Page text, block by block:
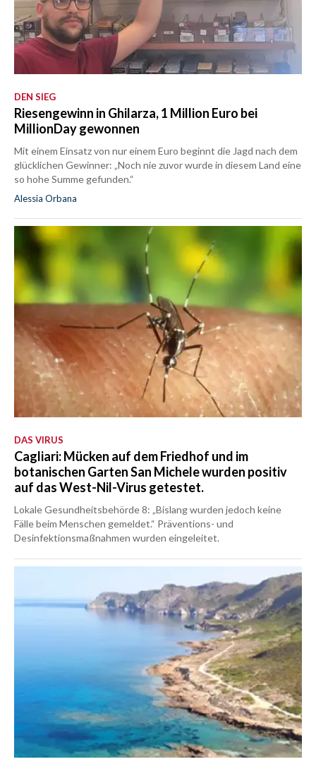
DEN SIEG
Riesengewinn in Ghilarza, 1 Million Euro bei
MillionDay gewonnen
Mit einem Einsatz von nur einem Euro beginnt die Jagd nach dem
glücklichen Gewinner: „Noch nie zuvor wurde in diesem Land eine
so hohe Summe gefunden.“
Alessia Orbana
DAS VIRUS
Cagliari: Mücken auf dem Friedhof und im
botanischen Garten San Michele wurden positiv
auf das West-Nil-Virus getestet.
Lokale Gesundheitsbehörde 8: „Bislang wurden jedoch keine
Fälle beim Menschen gemeldet.“ Präventions- und
Desinfektionsmaßnahmen wurden eingeleitet.